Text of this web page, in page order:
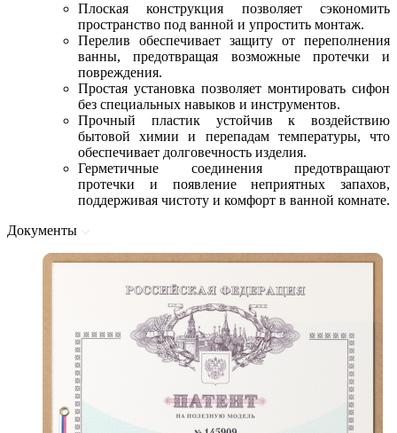
Плоская конструкция позволяет сэкономить
пространство под ванной и упростить монтаж.
Перелив обеспечивает защиту от переполнения
ванны, предотвращая возможные протечки и
повреждения.
Простая установка позволяет монтировать сифон
без специальных навыков и инструментов.
Прочный пластик устойчив к воздействию
бытовой химии и перепадам температуры, что
обеспечивает долговечность изделия.
Герметичные соединения предотвращают
протечки и появление неприятных запахов,
поддерживая чистоту и комфорт в ванной комнате.
Документы